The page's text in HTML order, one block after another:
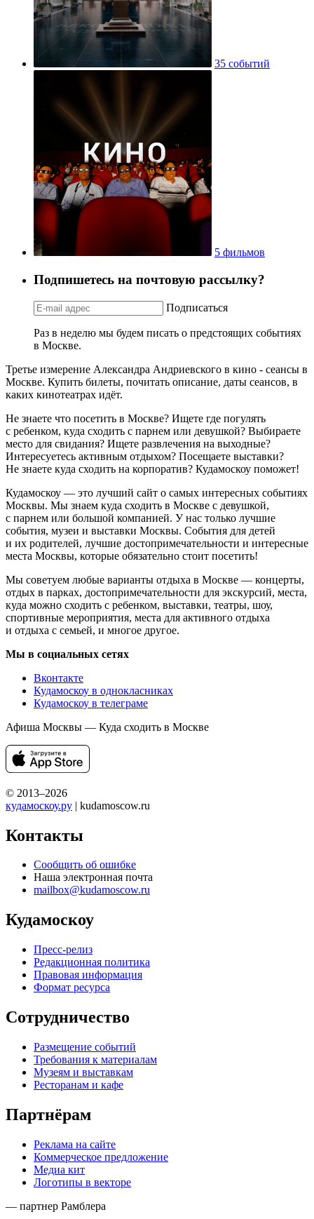
35 событий
5 фильмов
Подпишетесь на почтовую рассылку?
Подписаться
Раз в неделю мы будем писать о предстоящих событиях
в Москве.
Третье измерение Александра Андриевского в кино - сеансы в
Москве. Купить билеты, почитать описание, даты сеансов, в
каких кинотеатрах идёт.
Не знаете что посетить в Москве? Ищете где погулять
с ребенком, куда сходить с парнем или девушкой? Выбираете
место для свидания? Ищете развлечения на выходные?
Интересуетесь активным отдыхом? Посещаете выставки?
Не знаете куда сходить на корпоратив? Кудамоскоу поможет!
Кудамоскоу — это лучший сайт о самых интересных событиях
Москвы. Мы знаем куда сходить в Москве с девушкой,
с парнем или большой компанией. У нас только лучшие
события, музеи и выставки Москвы. События для детей
и их родителей, лучшие достопримечательности и интересные
места Москвы, которые обязательно стоит посетить!
Мы советуем любые варианты отдыха в Москве — концерты,
отдых в парках, достопримечательности для экскурсий, места,
куда можно сходить с ребенком, выставки, театры, шоу,
спортивные мероприятия, места для активного отдыха
и отдыха с семьей, и многое другое.
Мы в социальных сетях
Вконтакте
Кудамоскоу в однокласниках
Кудамоскоу в телеграме
Афиша Москвы — Куда сходить в Москве
© 2013–2026
кудамоскоу.ру | kudamoscow.ru
Контакты
Сообщить об ошибке
Наша электронная почта
mailbox@kudamoscow.ru
Кудамоскоу
Пресс-релиз
Редакционная политика
Правовая информация
Формат ресурса
Сотрудничество
Размещение событий
Требования к материалам
Музеям и выставкам
Ресторанам и кафе
Партнёрам
Реклама на сайте
Коммерческое предложение
Медиа кит
Логотипы в векторе
— партнер Рамблера